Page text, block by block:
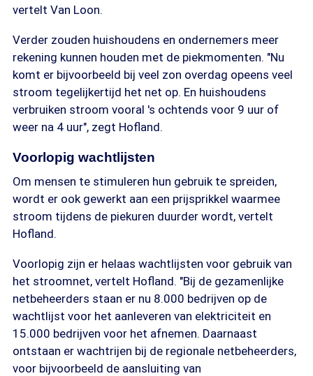
vertelt Van Loon.
Verder zouden huishoudens en ondernemers meer
rekening kunnen houden met de piekmomenten. "Nu
komt er bijvoorbeeld bij veel zon overdag opeens veel
stroom tegelijkertijd het net op. En huishoudens
verbruiken stroom vooral 's ochtends voor 9 uur of
weer na 4 uur", zegt Hofland.
Voorlopig wachtlijsten
Om mensen te stimuleren hun gebruik te spreiden,
wordt er ook gewerkt aan een prijsprikkel waarmee
stroom tijdens de piekuren duurder wordt, vertelt
Hofland.
Voorlopig zijn er helaas wachtlijsten voor gebruik van
het stroomnet, vertelt Hofland. "Bij de gezamenlijke
netbeheerders staan er nu 8.000 bedrijven op de
wachtlijst voor het aanleveren van elektriciteit en
15.000 bedrijven voor het afnemen. Daarnaast
ontstaan er wachtrijen bij de regionale netbeheerders,
voor bijvoorbeeld de aansluiting van